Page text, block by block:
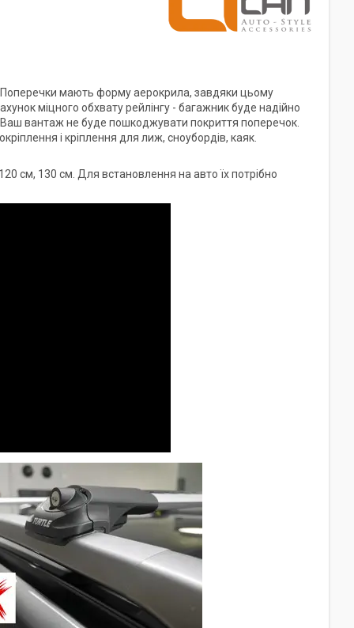
Поперечки мають форму аерокрила, завдяки цьому
міцного обхвату рейлінгу - багажник буде надійно
вантаж не буде пошкоджувати покриття поперечок.
і кріплення для лиж, сноубордів, каяк.
см, 130 см. Для встановлення на авто їх потрібно